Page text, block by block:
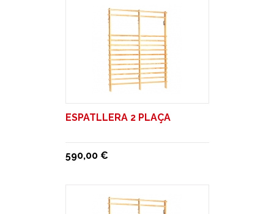
ESPATLLERA 2 PLAÇA
590,00 €